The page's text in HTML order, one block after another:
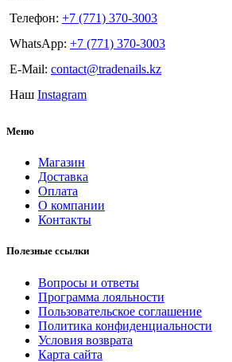
Телефон: +7 (771) 370-3003
WhatsApp: +7 (771) 370-3003
E-Mail: contact@tradenails.kz
Наш Instagram
Меню
Магазин
Доставка
Оплата
О компании
Контакты
Полезные ссылки
Вопросы и ответы
Программа лояльности
Пользовательское соглашение
Политика конфиденциальности
Условия возврата
Карта сайта